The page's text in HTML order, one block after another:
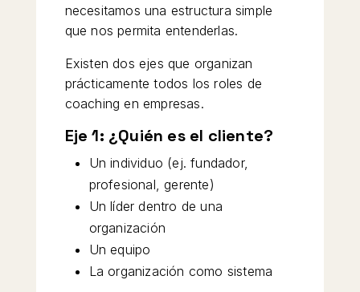
necesitamos una estructura simple
que nos permita entenderlas.
Existen dos ejes que organizan
prácticamente todos los roles de
coaching en empresas.
Eje 1: ¿Quién es el cliente?
Un individuo (ej. fundador,
profesional, gerente)
Un líder dentro de una
organización
Un equipo
La organización como sistema